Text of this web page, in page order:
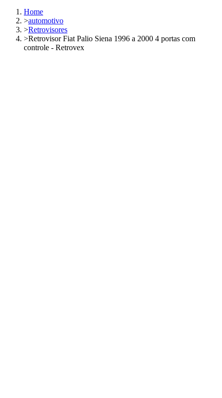
Home
>automotivo
>Retrovisores
>Retrovisor Fiat Palio Siena 1996 a 2000 4 portas com
controle - Retrovex